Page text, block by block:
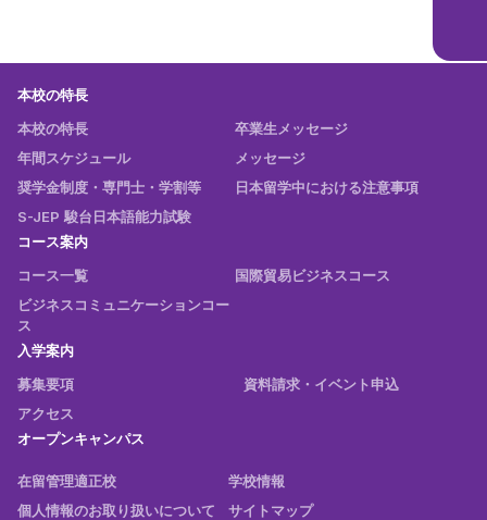
本校の特長
本校の特長
卒業生メッセージ
年間スケジュール
メッセージ
奨学金制度・専門士・学割等
日本留学中における注意事項
S-JEP 駿台日本語能力試験
コース案内
コース一覧
国際貿易ビジネスコース
ビジネスコミュニケーションコー
ス
入学案内
募集要項
資料請求・イベント申込
アクセス
オープンキャンパス
在留管理適正校
学校情報
個人情報のお取り扱いについて
サイトマップ